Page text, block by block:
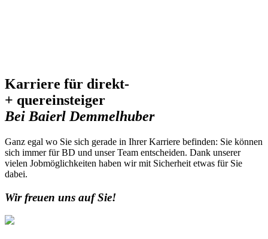
Karriere für direkt-
+ quereinsteiger
Bei Baierl Demmelhuber
Ganz egal wo Sie sich gerade in Ihrer Karriere befinden: Sie können
sich immer für BD und unser Team entscheiden. Dank unserer
vielen Jobmöglichkeiten haben wir mit Sicherheit etwas für Sie
dabei.
Wir freuen uns auf Sie!